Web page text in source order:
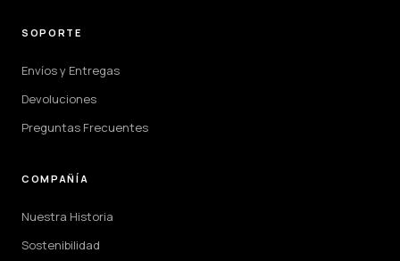
SOPORTE
Envíos y Entregas
Devoluciones
Preguntas Frecuentes
COMPAÑÍA
Nuestra Historia
Sostenibilidad